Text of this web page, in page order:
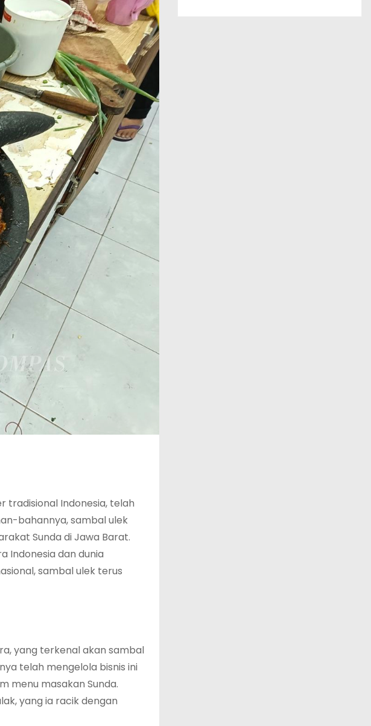
tradisional Indonesia, telah
bahannya, sambal ulek
Sunda di Jawa Barat.
Indonesia dan dunia
sambal ulek terus
yang terkenal akan sambal
telah mengelola bisnis ini
menu masakan Sunda.
yang ia racik dengan